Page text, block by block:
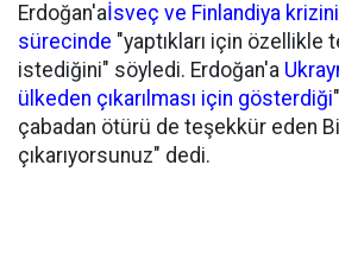
Erdoğan'aİsveç ve Finlandiya
sürecinde "yaptıkları için özellikle
istediğini" söyledi. Erdoğan'a
ülkeden çıkarılması için gösterdiği
çabadan ötürü de teşekkür eden
çıkarıyorsunuz" dedi.